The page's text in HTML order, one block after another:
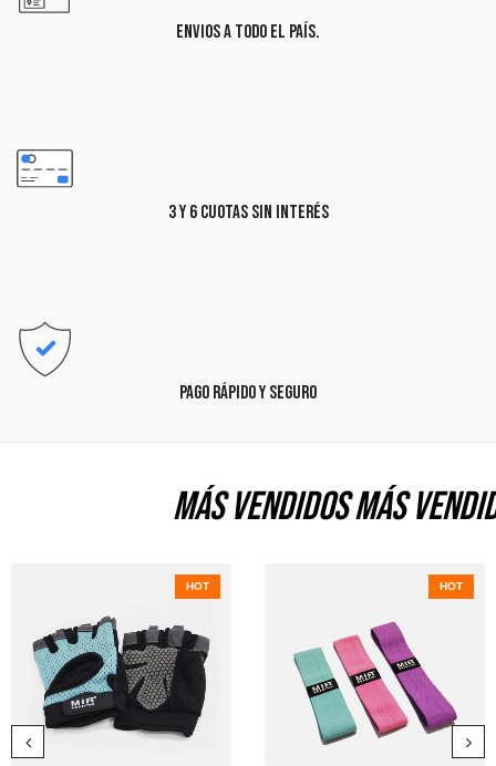
ENVIOS A TODO EL PAÍS.
3 Y 6 CUOTAS SIN INTERÉS
PAGO RÁPIDO Y SEGURO
MÁS VENDIDOS MÁS
HOT HOT